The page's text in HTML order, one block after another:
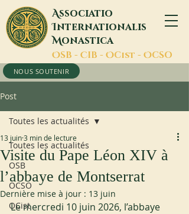
Associatio
Internationalis
Monastica
OSB - CIB - OCist - OCSO
NOUS SOUTENIR
Post
Toutes les actualités
OSB
OCSO
OCist
Toutes les actualités
Visite du Pape Léon XIV à
l’abbaye de Montserrat
13 juin3 min de lecture
Dernière mise à jour : 13 juin
Le mercredi 10 juin 2026, l’abbaye